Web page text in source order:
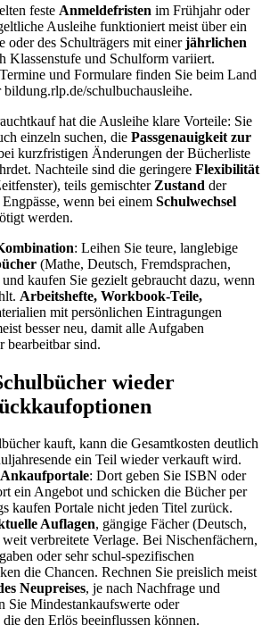
feste Anmeldefristen im Frühjahr oder
Ausleihe funktioniert meist über ein
oder des Schulträgers mit einerjährlichen
Klassenstufe und Schulform variiert.
und Formulare finden Sie beim Land
schulbuchausleihe.
hat die Ausleihe klare Vorteile: Sie
einzeln suchen, die Passgenauigkeit zur
kurzfristigen Änderungen der Bücherliste
Nachteile sind die geringere Flexibilität
teils gemischter Zustand der
wenn bei einem Schulwechsel
werden.
: Leihen Sie teure, langlebige
(Mathe, Deutsch, Fremdsprachen,
kaufen Sie gezielt gebraucht dazu, wenn
Arbeitshefte, Workbook-Teile,
mit persönlichen Eintragungen
besser neu, damit alle Aufgaben
bearbeitbar sind.
wieder
kauft, kann die Gesamtkosten deutlich
ein Teil wieder verkauft wird.
Ankaufportale: Dort geben Sie ISBN oder
ein Angebot und schicken die Bücher per
kaufen Portale nicht jeden Titel zurück.
Auflagen, gängige Fächer (Deutsch,
verbreitete Verlage. Bei Nischenfächern,
oder sehr schul-spezifischen
die Chancen. Rechnen Sie preislich meist
Neupreises, je nach Nachfrage und
Sie Mindestankaufswerte oder
den Erlös beeinflussen können.